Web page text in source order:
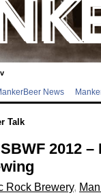
News
Talk
2012 –
Rock Brewery,